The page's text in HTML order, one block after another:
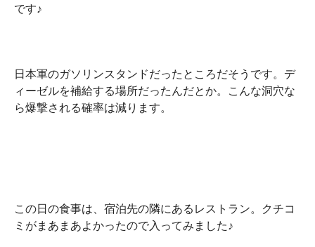
です♪
日本軍のガソリンスタンドだったところだそうです。デ
ィーゼルを補給する場所だったんだとか。こんな洞穴な
ら爆撃される確率は減ります。
この日の食事は、宿泊先の隣にあるレストラン。クチコ
ミがまあまあよかったので入ってみました♪